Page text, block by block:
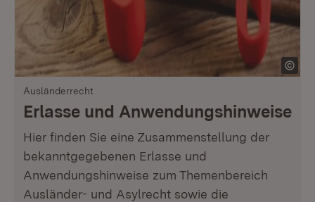
Ausländerrecht
Erlasse und Anwendungshinweise
Hier finden Sie eine Zusammenstellung der
bekanntgegebenen Erlasse und
Anwendungshinweise zum Themenbereich
Ausländer- und Asylrecht sowie die